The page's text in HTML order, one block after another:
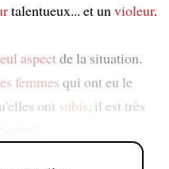
talentueux... et unvioleur.
aspectde la situation.
femmes qui ont eu le
ont subis, il est très